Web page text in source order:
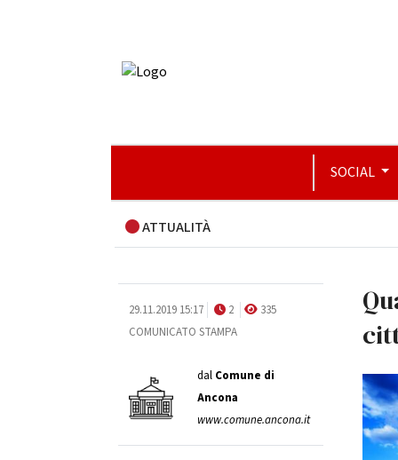
SOCIAL
ATTUALITÀ
29.11.2019 15:17 2
335
COMUNICATO STAMPA
dal Comune di
Ancona
www.comune.ancona.it